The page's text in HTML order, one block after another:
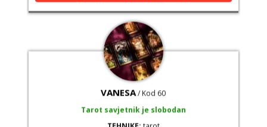
VANESA/ Kod 60
Tarot savjetnik je slobodan
TEHNIKE:tarot